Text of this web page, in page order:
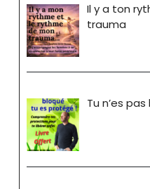
Il y a ton
trauma
Tu n’es